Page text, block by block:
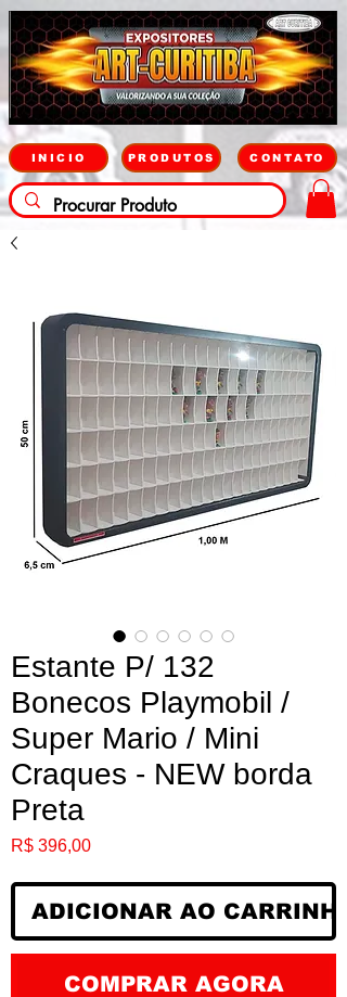
INICIO PRODUTOS CONTATO
Estante P/ 132
Bonecos Playmobil /
Super Mario / Mini
Craques - NEW borda
Preta
R$ 396,00Preço
ADICIONAR AO CARRINHO
COMPRAR AGORA